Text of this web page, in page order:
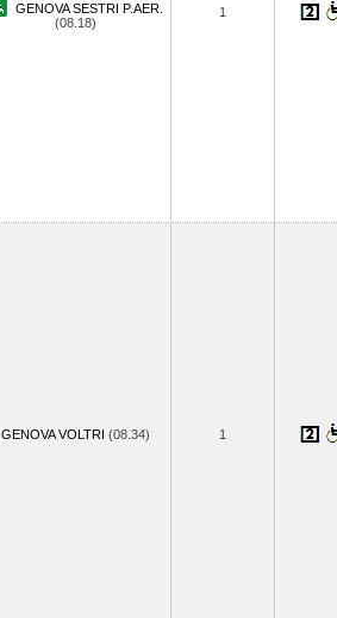
GENOVA SESTRI P.AER.
(08.18)
1
GENOVA VOLTRI (08.34) 1